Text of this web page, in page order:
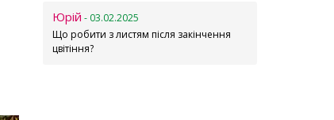
Юрій - 03.02.2025
Що робити з листям після закінчення
цвітіння?